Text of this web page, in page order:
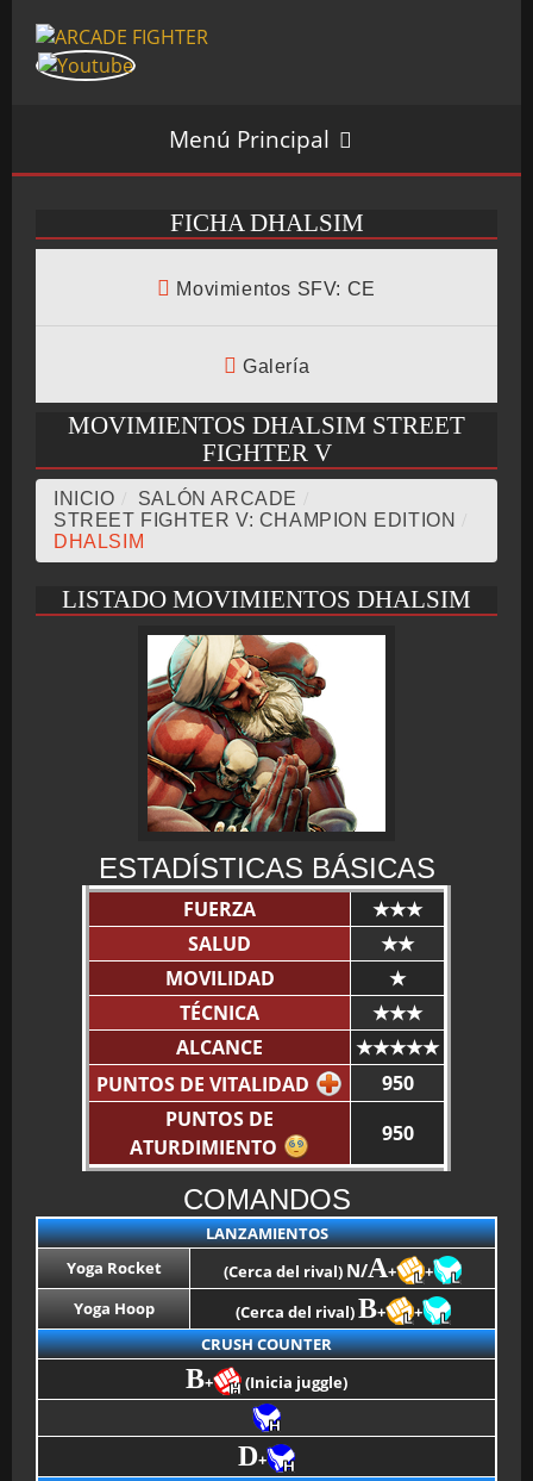
Menú Principal
INICIO
GALERÍAS
CRONOLOGÍA
ARCADE STICK
BONUS STAGE
GUÍA BÁSICA
TIER LIST
BMG-OST
FICHA DHALSIM
Movimientos SFV: CE
Galería
MOVIMIENTOS DHALSIM STREET
FIGHTER V
INICIO SALÓN ARCADE
STREET FIGHTER V: CHAMPION EDITION
DHALSIM
LISTADO MOVIMIENTOS DHALSIM
ESTADÍSTICAS BÁSICAS
FUERZA
★★★
SALUD
★★
MOVILIDAD
★
TÉCNICA
★★★
ALCANCE
★★★★★
PUNTOS DE VITALIDAD
950
PUNTOS DE
ATURDIMIENTO
950
COMANDOS
LANZAMIENTOS
Yoga Rocket
(Cerca del rival) N/A+
+
Yoga Hoop
(Cerca del rival)B+
+
CRUSH COUNTER
B+ (Inicia juggle)
D+